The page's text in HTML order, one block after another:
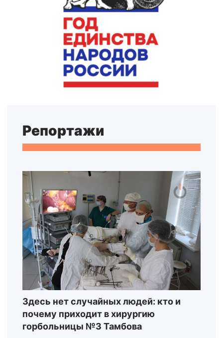
Репортажи
Здесь нет случайных людей: кто и
почему приходит в хирургию
горбольницы №3 Тамбова